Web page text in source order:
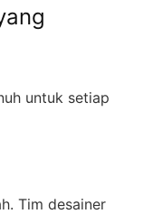
untuk setiap
Tim desainer